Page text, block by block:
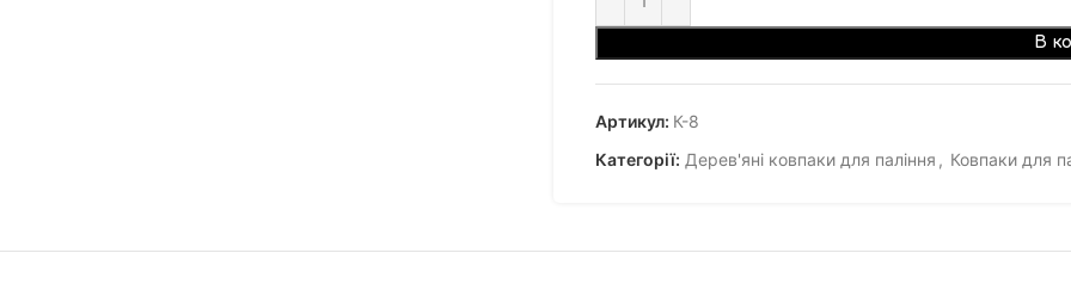
В
Артикул: К-8
Категорії: Дерев'яні ковпаки для паління , Ковпаки для